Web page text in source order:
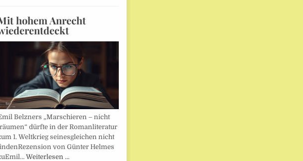
hohem Anrecht
Belzners „Marschieren – nicht
dürfte in der Romanliteratur
1. Weltkrieg seinesgleichen nicht
von Günter Helmes
Weiterlesen …